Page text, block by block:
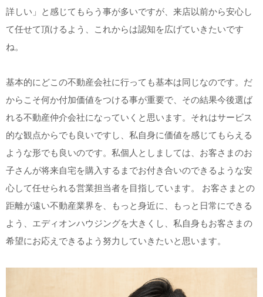
詳しい」と感じてもらう事が多いですが、来店以前から安心し
て任せて頂けるよう、これからは認知を広げていきたいです
ね。
基本的にどこの不動産会社に行っても基本は同じなのです。だ
からこそ何か付加価値をつける事が重要で、その結果今後選ば
れる不動産仲介会社になっていくと思います。それはサービス
的な観点からでも良いですし、私自身に価値を感じてもらえる
ような形でも良いのです。私個人としましては、お客さまのお
子さんが将来自宅を購入するまでお付き合いのできるような安
心して任せられる営業担当者を目指しています。 お客さまとの
距離が遠い不動産業界を、もっと身近に、もっと日常にできる
よう、エディオンハウジングを大きくし、私自身もお客さまの
希望にお応えできるよう努力していきたいと思います。